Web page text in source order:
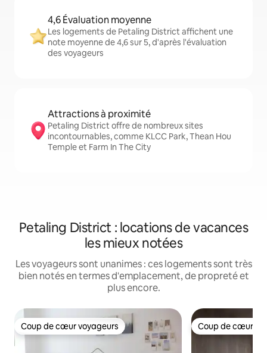
4,6 Évaluation moyenne
Les logements de Petaling District affichent une
note moyenne de 4,6 sur 5, d'après l'évaluation
des voyageurs
Attractions à proximité
Petaling District offre de nombreux sites
incontournables, comme KLCC Park, Thean Hou
Temple et Farm In The City
Petaling District : locations de vacances
les mieux notées
Les voyageurs sont unanimes : ces logements sont très
bien notés en termes d'emplacement, de propreté et
plus encore.
Coup de cœur voyageurs
Coup de cœur voyageurs Coup de cœur
Coup de cœur